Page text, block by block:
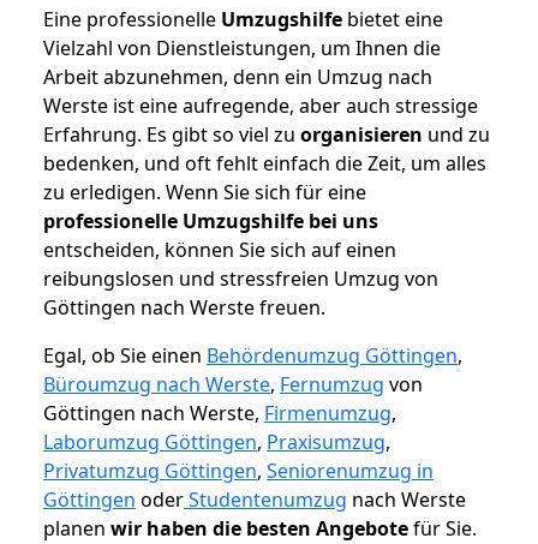
Eine professionelle Umzugshilfe bietet eine
Vielzahl von Dienstleistungen, um Ihnen die
Arbeit abzunehmen, denn ein Umzug nach
Werste ist eine aufregende, aber auch stressige
Erfahrung. Es gibt so viel zu organisieren und zu
bedenken, und oft fehlt einfach die Zeit, um alles
zu erledigen. Wenn Sie sich für eine
professionelle Umzugshilfe bei uns
entscheiden, können Sie sich auf einen
reibungslosen und stressfreien Umzug von
Göttingen nach Werste freuen.
Egal, ob Sie einen Behördenumzug Göttingen,
Büroumzug nach Werste, Fernumzug von
Göttingen nach Werste, Firmenumzug,
Laborumzug Göttingen, Praxisumzug,
Privatumzug Göttingen, Seniorenumzug in
Göttingen oderStudentenumzug nach Werste
planen wir haben die besten Angebotefür Sie.